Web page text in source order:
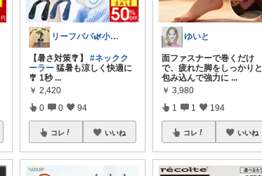
リーフパパ🌿小学2年生女の子のパパ
【暑さ対策🎐】#ネックク
ーラー 猛暑も涼しく快適に
🎐 1秒 ...
￥ 2,420
0 0 94
コレ いいね
ゆいと
面ファスナーで巻くだけ
で、疲れた脚をしっかりと
包み込んで強力に ...
￥ 3,980
1 1 194
コレ いいね